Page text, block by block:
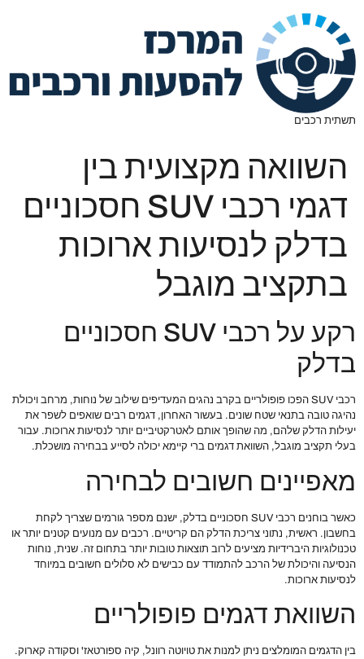
תשתית רכבים
השוואה מקצועית בין
דגמי רכבי SUV חסכוניים
בדלק לנסיעות ארוכות
בתקציב מוגבל
רקע על רכבי SUV חסכוניים
בדלק
רכבי SUV הפכו פופולריים בקרב נהגים המעדיפים שילוב של נוחות, מרחב ויכולת
נהיגה טובה בתנאי שטח שונים. בעשור האחרון, דגמים רבים שואפים לשפר את
יעילות הדלק שלהם, מה שהופך אותם לאטרקטיביים יותר לנסיעות ארוכות. עבור
בעלי תקציב מוגבל, השוואת דגמים ברי קיימא יכולה לסייע בבחירה מושכלת.
מאפיינים חשובים לבחירה
כאשר בוחנים רכבי SUV חסכוניים בדלק, ישנם מספר גורמים שצריך לקחת
בחשבון. ראשית, נתוני צריכת הדלק הם קריטיים. רכבים עם מנועים קטנים יותר או
טכנולוגיות היברידיות מציעים לרוב תוצאות טובות יותר בתחום זה. שנית, נוחות
הנסיעה והיכולת של הרכב להתמודד עם כבישים לא סלולים חשובים במיוחד
לנסיעות ארוכות.
השוואת דגמים פופולריים
בין הדגמים המומלצים ניתן למנות את טויוטה רוונל, קיה ספורטאז' וסקודה קארוק.